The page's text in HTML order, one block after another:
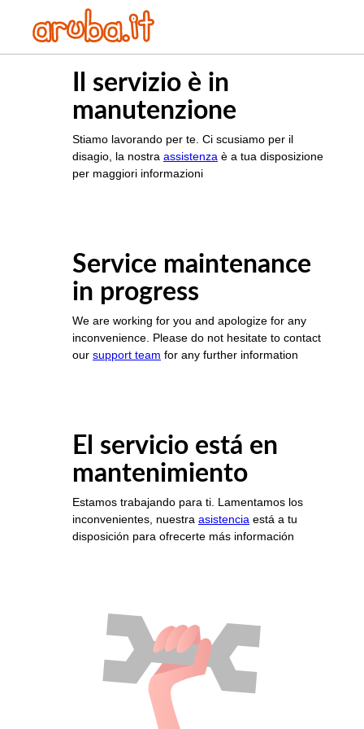
Il servizio è in
manutenzione
Stiamo lavorando per te. Ci scusiamo per il
disagio, la nostra assistenza è a tua disposizione
per maggiori informazioni
Service maintenance
in progress
We are working for you and apologize for any
inconvenience. Please do not hesitate to contact
our support team for any further information
El servicio está en
mantenimiento
Estamos trabajando para ti. Lamentamos los
inconvenientes, nuestra asistencia está a tu
disposición para ofrecerte más información